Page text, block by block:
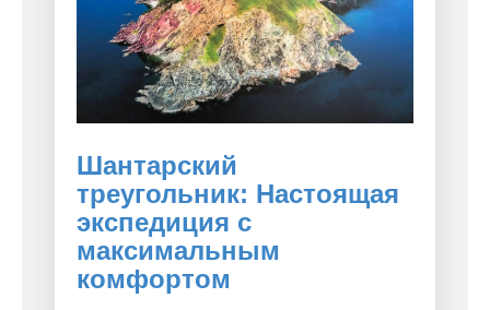
Шантарский
треугольник: Настоящая
экспедиция с
максимальным
комфортом